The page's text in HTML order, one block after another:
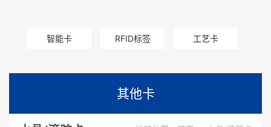
智能卡 RFID标签 工艺卡
其他卡